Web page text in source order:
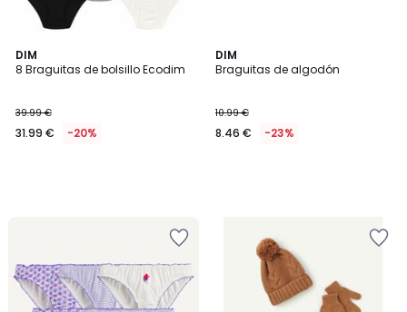
DIM
8 Braguitas de bolsillo Ecodim
39.99 €
31.99 € -20%
DIM
Braguitas de algodón
10.99 €
8.46 € -23%